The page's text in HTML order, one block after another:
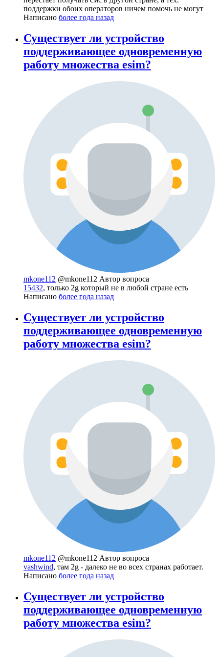
поддержки обоих операторов ничем помочь не могут
Написано более года назад
Существует ли устройство
поддерживающее одновременную
работу множества esim?
mkone112 @mkone112 Автор вопроса
15432, только 2g который не в любой стране есть
Написано более года назад
Существует ли устройство
поддерживающее одновременную
работу множества esim?
mkone112 @mkone112 Автор вопроса
vashwind, там 2g - далеко не во всех странах работает.
Написано более года назад
Существует ли устройство
поддерживающее одновременную
работу множества esim?